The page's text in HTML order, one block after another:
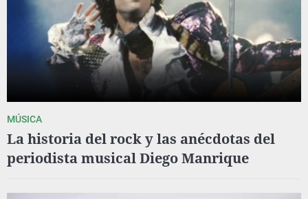
MÚSICA
La historia del rock y las anécdotas del
periodista musical Diego Manrique